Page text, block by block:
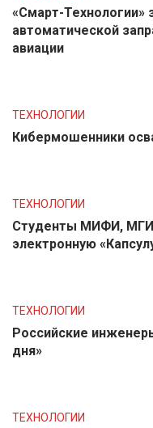
«Смарт-Технологии»
автоматической
авиации
ТЕХНОЛОГИИ
Кибермошенники
ТЕХНОЛОГИИ
Студенты МИФИ,
электронную
ТЕХНОЛОГИИ
Российские
дня»
ТЕХНОЛОГИИ